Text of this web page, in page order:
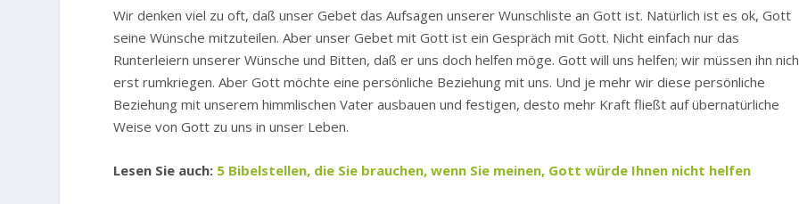
Wir denken viel zu oft, daß unser Gebet das Aufsagen unserer Wunschliste an Gott ist. Natürlich ist es ok, Gott
seine Wünsche mitzuteilen. Aber unser Gebet mit Gott ist ein Gespräch mit Gott. Nicht einfach nur das
Runterleiern unserer Wünsche und Bitten, daß er uns doch helfen möge. Gott will uns helfen; wir müssen ihn
erst rumkriegen. Aber Gott möchte eine persönliche Beziehung mit uns. Und je mehr wir diese persönliche
Beziehung mit unserem himmlischen Vater ausbauen und festigen, desto mehr Kraft fließt auf übernatürliche
Weise von Gott zu uns in unser Leben.
Lesen Sie auch: 5 Bibelstellen, die Sie brauchen, wenn Sie meinen, Gott würde Ihnen nicht helfen